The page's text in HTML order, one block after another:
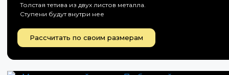
Толстая тетива из двух листов металла.
Ступени будут внутри нее
Рассчитать по своим размерам